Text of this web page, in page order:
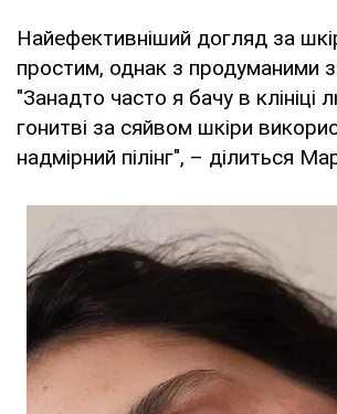
Найефективніший догляд за
простим, однак з продуманими
"Занадто часто я бачу в клініці
гонитві за сяйвом шкіри
надмірний пілінг", – ділиться